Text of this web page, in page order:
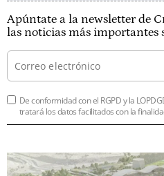
Apúntate a la newsletter de
las noticias más importantes
De conformidad con el RGPD y la
tratará los datos facilitados con la